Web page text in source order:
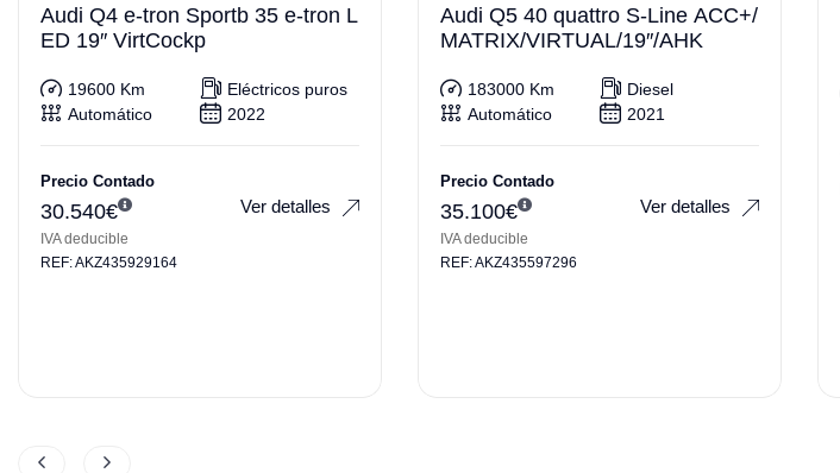
Audi Q4 e-tron Sportb 35 e-tron L
ED 19″ VirtCockp
19600 Km
Eléctricos puros
Automático
2022
Precio Contado
30.540€
IVA deducible
Ver detalles
REF: AKZ435929164
Audi Q5 40 quattro S-Line ACC+/
MATRIX/VIRTUAL/19″/AHK
183000 Km
Diesel
Automático
2021
Precio Contado
35.100€
IVA deducible
Ver detalles
REF: AKZ435597296